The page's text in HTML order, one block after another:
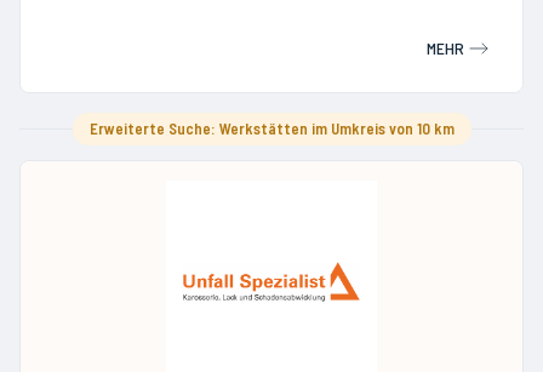
MEHR
Erweiterte Suche: Werkstätten im Umkreis von 10 km